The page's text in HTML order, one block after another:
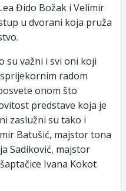
Đido Božak i Velimir
u dvorani koja pruža
su važni i svi oni koji
radom
onom što
predstave koja je
zaslužni su tako i
Batušić, majstor tona
Sadiković, majstor
Ivana Kokot